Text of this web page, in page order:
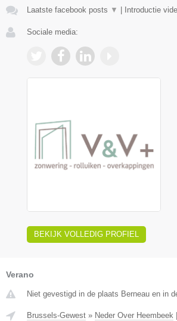
Laatste facebook posts ▼ Introductie
Sociale media:
BEKIJK VOLLEDIG PROFIEL
Verano
Niet gevestigd in de plaats Berneau en in
Brussels-Gewest » Neder Over Heembeek